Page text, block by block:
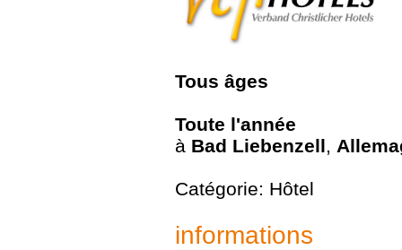
Tous âges
Toute l'année
à Bad Liebenzell,
Catégorie: Hôtel
informations